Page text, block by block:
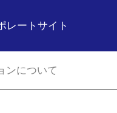
レートサイト
ンについて